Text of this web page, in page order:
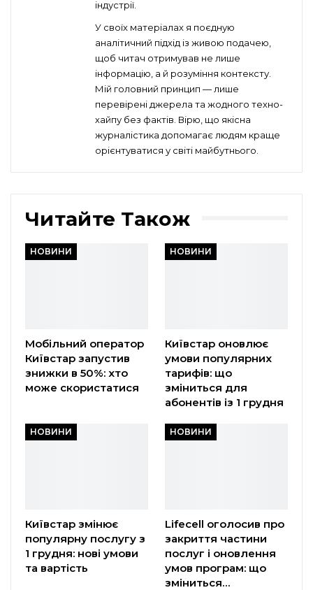
індустрії.
У своїх матеріалах я поєдную
аналітичний підхід із живою подачею,
щоб читач отримував не лише
інформацію, а й розуміння контексту.
Мій головний принцип — лише
перевірені джерела та жодного техно-
хайпу без фактів. Вірю, що якісна
журналістика допомагає людям краще
орієнтуватися у світі майбутнього.
Читайте Також
НОВИНИ
Мобільний оператор
Київстар запустив
знижки в 50%: хто
може скористатися
НОВИНИ
Київстар оновлює
умови популярних
тарифів: що
зміниться для
абонентів із 1 грудня
НОВИНИ
Київстар змінює
популярну послугу з
1 грудня: нові умови
та вартість
НОВИНИ
Lifecell оголосив про
закриття частини
послуг і оновлення
умов програм: що
зміниться…